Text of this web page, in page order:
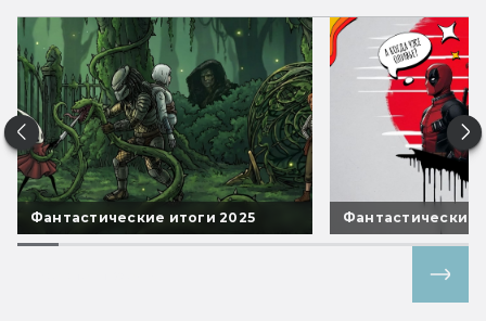
Фантастические итоги 2025 Фантастические